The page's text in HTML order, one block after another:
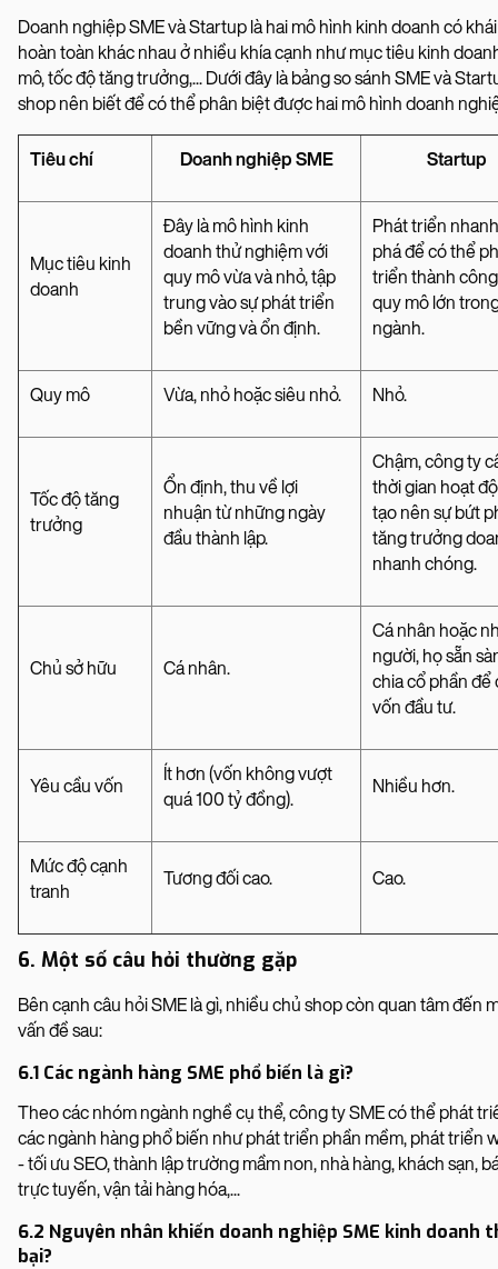
Doanh nghiệp SME và Startup là hai mô hình kinh doanh có
hoàn toàn khác nhau ở nhiều khía cạnh như mục tiêu kinh
mô, tốc độ tăng trưởng,... Dưới đây là bảng so sánh SME và
shop nên biết để có thể phân biệt được hai mô hình doanh
Tiêu chí Doanh nghiệp SME Startup
Mục tiêu kinh
doanh
Đây là mô hình kinh
doanh thử nghiệm với
quy mô vừa và nhỏ, tập
trung vào sự phát triển
bền vững và ổn định.
Phát triển
phá để có thể
triển thành
quy mô lớn
ngành.
Quy mô Vừa, nhỏ hoặc siêu nhỏ. Nhỏ.
Tốc độ tăng
trưởng
Ổn định, thu về lợi
nhuận từ những ngày
đầu thành lập.
Chậm, công ty
thời gian hoạt
tạo nên sự bứt
tăng trưởng
nhanh chóng.
Chủ sở hữu Cá nhân.
Cá nhân hoặc
người, họ sẵn
chia cổ phần để
vốn đầu tư.
Yêu cầu vốn
Ít hơn (vốn không vượt
quá 100 tỷ đồng).
Nhiều hơn.
Mức độ cạnh
tranh
Tương đối cao. Cao.
6. Một số câu hỏi thường gặp
Bên cạnh câu hỏi SME là gì, nhiều chủ shop còn quan tâm đến
vấn đề sau:
6.1 Các ngành hàng SME phổ biến là gì?
Theo các nhóm ngành nghề cụ thể, công ty SME có thể phát
các ngành hàng phổ biến như phát triển phần mềm, phát triển
- tối ưu SEO, thành lập trường mầm non, nhà hàng, khách sạn,
trực tuyến, vận tải hàng hóa,...
6.2 Nguyên nhân khiến doanh nghiệp SME kinh doanh
bại?